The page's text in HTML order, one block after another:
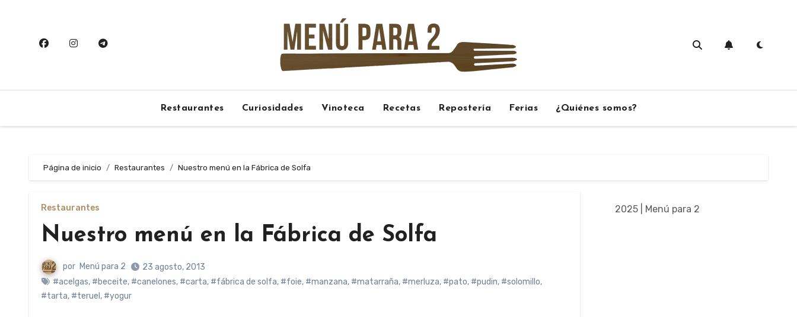
contenido
Restaurantes Curiosidades Vinoteca Recetas Repostería Ferias ¿Quiénes somos?
Página de inicio Restaurantes Nuestro menú en la Fábrica de Solfa
Restaurantes
Nuestro menú en la Fábrica de Solfa
por Menú para 2
23 agosto, 2013
#acelgas, #beceite, #canelones, #carta, #fábrica de solfa, #foie, #manzana, #matarraña, #merluza, #pato, #pudin, #solomillo,
#tarta, #teruel , #yogur
2025 | Menú para 2